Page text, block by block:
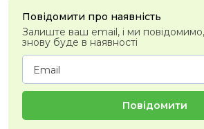
Повідомити про наявність
Залиште ваш email, і ми повідомимо,
знову буде в наявності
Повідомити